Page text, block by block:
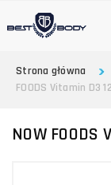
Strona główna
FOODS Vitamin D3
NOW